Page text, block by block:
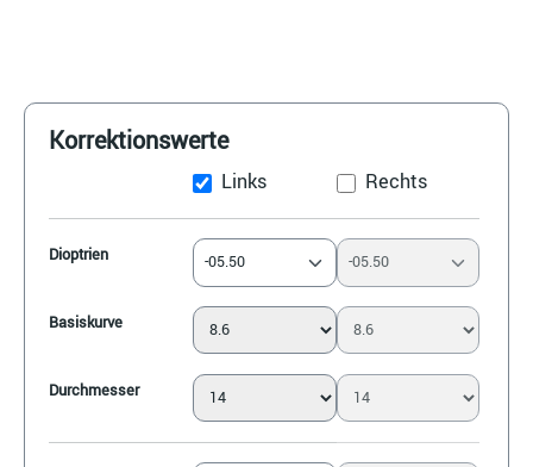
Korrektionswerte
Dioptrien
Basiskurve
Durchmesser
Links
-05.50
Rechts
-05.50